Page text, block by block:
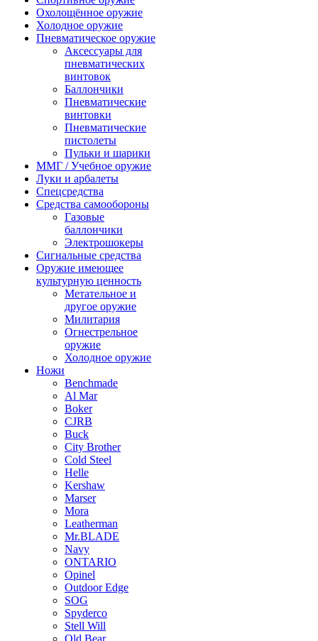
Охолощённое оружие
Холодное оружие
Пневматическое оружие
Аксессуары для
пневматических
винтовок
Баллончики
Пневматические
винтовки
Пневматические
пистолеты
Пульки и шарики
ММГ / Учебное оружие
Луки и арбалеты
Спецсредства
Средства самообороны
Газовые
баллончики
Электрошокеры
Сигнальные средства
Оружие имеющее
культурную ценность
Метательное и
другое оружие
Милитария
Огнестрельное
оружие
Холодное оружие
Ножи
Benchmade
Al Mar
Boker
CJRB
Buck
City Brother
Cold Steel
Helle
Kershaw
Marser
Mora
Leatherman
Mr.BLADE
Navy
ONTARIO
Opinel
Outdoor Edge
SOG
Spyderco
Stell Will
Old Bear